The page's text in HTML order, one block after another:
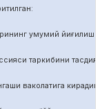
умумий йиғилиши
таркибини тасдиқлаш.
кирадиган